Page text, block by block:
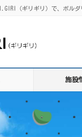
（ギリギリ）で、ボル
施設